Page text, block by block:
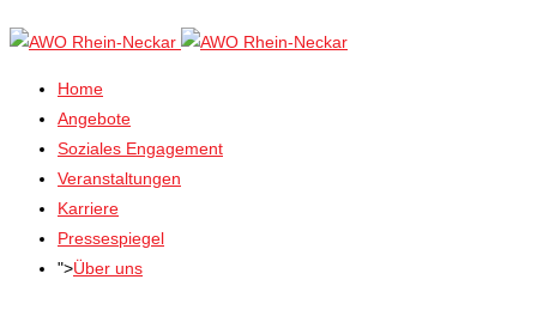
Home
Angebote
Soziales Engagement
Veranstaltungen
Karriere
Pressespiegel
">Über uns